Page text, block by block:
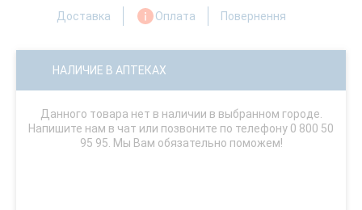
Доставка Оплата Повернення
НАЛИЧИЕ В АПТЕКАХ
Данного товара нет в наличии в выбранном городе.
Напишите нам в чат или позвоните по телефону 0 800 50
95 95. Мы Вам обязательно поможем!